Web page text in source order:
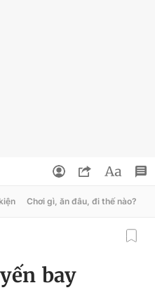
Chơi gì, ăn đâu, đi thế nào?
bay